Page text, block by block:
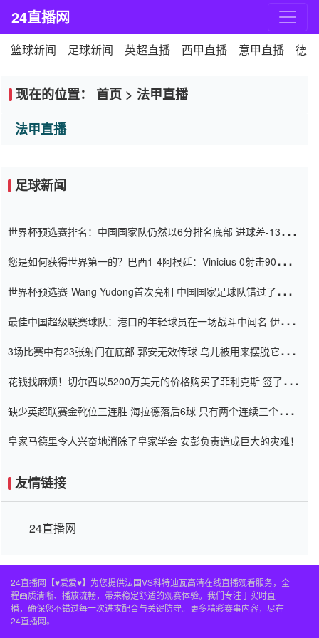
24直播网
篮球新闻 足球新闻 英超直播 西甲直播 意甲直播 德
现在的位置： 首页 > 法甲直播
法甲直播
足球新闻
世界杯预选赛排名：中国国家队仍然以6分排名底部 进球差-13令人
您是如何获得世界第一的？巴西1-4阿根廷：Vinicius 0射击90分钟
世界杯预选赛-Wang Yudong首次亮相 中国国家足球队错过了世界
最佳中国超级联赛球队：港口的年轻球员在一场战斗中闻名 伊万放
3场比赛中有23张射门在底部 郭安无效传球 鸟儿被用来摆脱它
花钱找麻烦！切尔西以5200万美元的价格购买了菲利克斯 签了7年
缺少英超联赛金靴位三连胜 海拉德落后6球 只有两个连续三个连续
皇家马德里令人兴奋地消除了皇家学会 安彭负责造成巨大的灾难！
友情链接
24直播网
24直播网【♥爱爱♥】为您提供法国VS科特迪瓦高清在线直播观看服务，全
程画质清晰、播放流畅，带来稳定舒适的观赛体验。我们专注于实时直
播，确保您不错过每一次进攻配合与关键防守。更多精彩赛事内容，尽在
24直播网。